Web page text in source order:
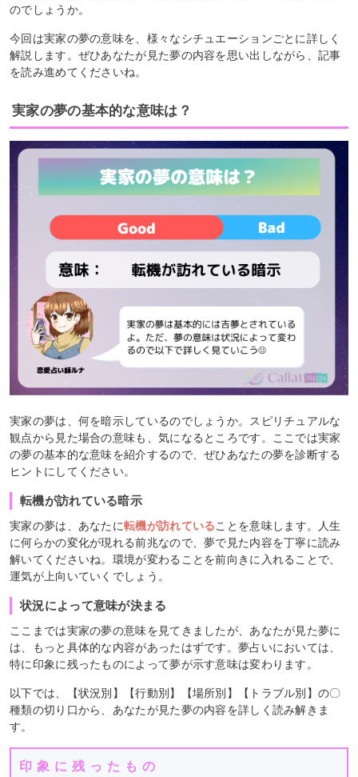
のでしょうか。
今回は実家の夢の意味を、様々なシチュエーションごとに詳しく
解説します。ぜひあなたが見た夢の内容を思い出しながら、記事
を読み進めてくださいね。
実家の夢の基本的な意味は？
実家の夢は、何を暗示しているのでしょうか。スピリチュアルな
観点から見た場合の意味も、気になるところです。ここでは実家
の夢の基本的な意味を紹介するので、ぜひあなたの夢を診断する
ヒントにしてください。
転機が訪れている暗示
実家の夢は、あなたに転機が訪れていることを意味します。人生
に何らかの変化が現れる前兆なので、夢で見た内容を丁寧に読み
解いてくださいね。環境が変わることを前向きに入れることで、
運気が上向いていくでしょう。
状況によって意味が決まる
ここまでは実家の夢の意味を見てきましたが、あなたが見た夢に
は、もっと具体的な内容があったはずです。夢占いにおいては、
特に印象に残ったものによって夢が示す意味は変わります。
以下では、【状況別】【行動別】【場所別】【トラブル別】の〇
種類の切り口から、あなたが見た夢の内容を詳しく読み解きま
す。
印象に残ったもの